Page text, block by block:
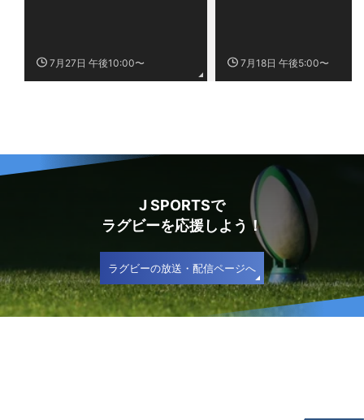
7月27日 午後10:00〜 7月18日 午後5:00〜
J SPORTSで
ラグビーを応援しよう！
ラグビーの放送・配信ページへ